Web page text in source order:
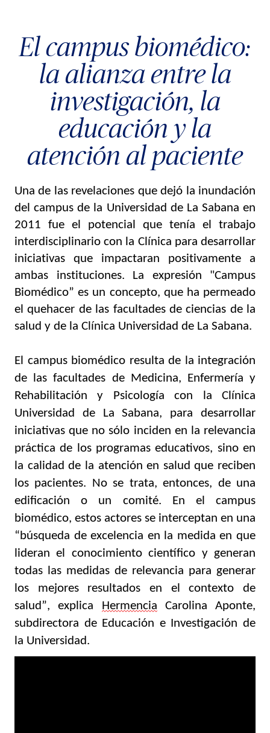
El campus biomédico:
la alianza entre la
investigación, la
educación y la
atención al paciente
Una de las revelaciones que dejó la inundación
del campus de la Universidad de La Sabana en
2011 fue el potencial que tenía el trabajo
interdisciplinario con la Clínica para desarrollar
iniciativas que impactaran positivamente a
ambas instituciones. La expresión "Campus
Biomédico” es un concepto, que ha permeado
el quehacer de las facultades de ciencias de la
salud y de la Clínica Universidad de La Sabana.
El campus biomédico resulta de la integración
de las facultades de Medicina, Enfermería y
Rehabilitación y Psicología con la Clínica
Universidad de La Sabana, para desarrollar
iniciativas que no sólo inciden en la relevancia
práctica de los programas educativos, sino en
la calidad de la atención en salud que reciben
los pacientes. No se trata, entonces, de una
edificación o un comité. En el campus
biomédico, estos actores se interceptan en una
“búsqueda de excelencia en la medida en que
lideran el conocimiento científico y generan
todas las medidas de relevancia para generar
los mejores resultados en el contexto de
salud”, explica
Hermencia Carolina Aponte,
subdirectora de Educación e Investigación de
la Universidad.